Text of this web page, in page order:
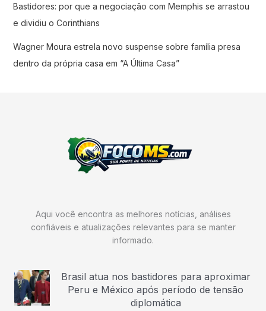
Bastidores: por que a negociação com Memphis se arrastou
e dividiu o Corinthians
Wagner Moura estrela novo suspense sobre família presa
dentro da própria casa em “A Última Casa”
Aqui você encontra as melhores notícias, análises
confiáveis e atualizações relevantes para se manter
informado.
Brasil atua nos bastidores para aproximar
Peru e México após período de tensão
diplomática